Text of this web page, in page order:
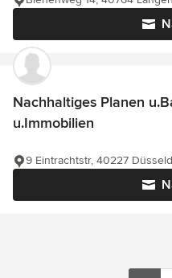
Nachhaltiges Planen
u.Immobilien
9 Eintrachtstr, 40227